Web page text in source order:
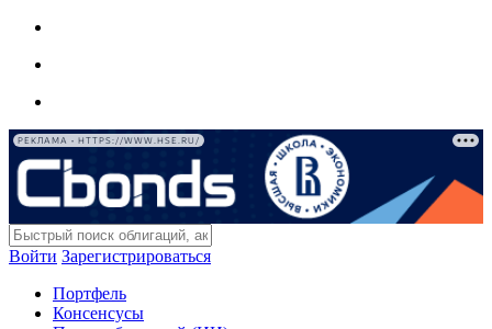
РЕКЛАМА • HTTPS://WWW.HSE.RU/
Войти Зарегистрироваться
Портфель
Консенсусы